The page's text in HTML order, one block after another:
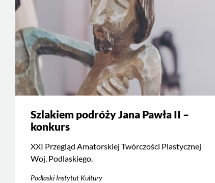
Szlakiem podróży Jana Pawła II –
konkurs
XXI Przegląd Amatorskiej Twórczości Plastycznej
Woj. Podlaskiego.
Podlaski Instytut Kultury